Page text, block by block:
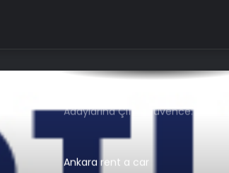
Adaylarına Çifte Güvence: Sabit
Ankara rent a car